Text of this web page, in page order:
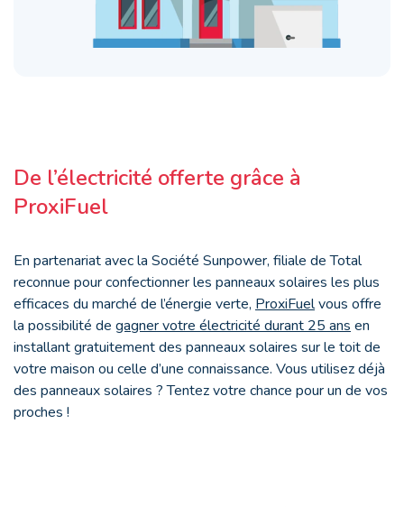
De l’électricité offerte grâce à
ProxiFuel
En partenariat avec la Société Sunpower, filiale de Total
reconnue pour confectionner les panneaux solaires les plus
efficaces du marché de l’énergie verte, ProxiFuelvous offre
la possibilité de gagner votre électricité durant 25 ans en
installant gratuitement des panneaux solaires sur le toit de
votre maison ou celle d’une connaissance. Vous utilisez déjà
des panneaux solaires ? Tentez votre chance pour un de vos
proches !